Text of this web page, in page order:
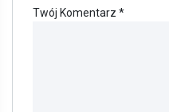
Twój Komentarz *